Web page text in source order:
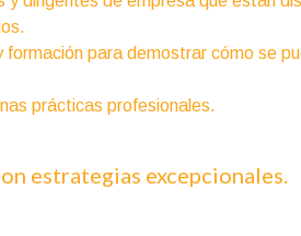
para demostrar cómo se
prácticas profesionales.
estrategias excepcionales.